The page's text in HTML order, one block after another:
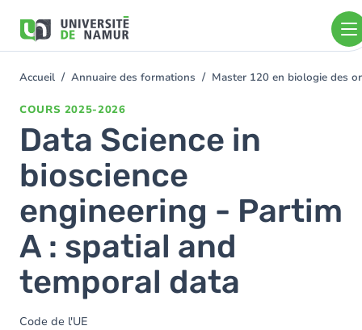
contenu
You
Accueil Annuaire des formations Master 120 en biologie des
COURS 2025-2026
Data Science in
bioscience
engineering - Partim
A : spatial and
temporal data
Code de l'UE